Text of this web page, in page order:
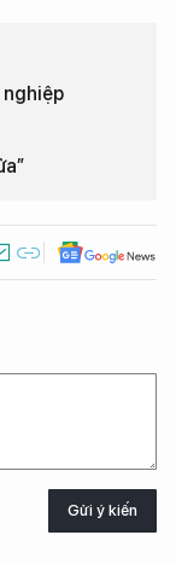
nghiệp
Gửi ý kiến